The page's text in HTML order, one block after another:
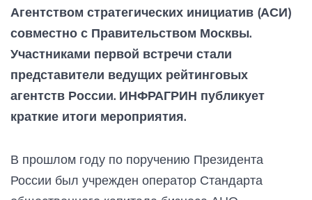
Агентством стратегических инициатив (АСИ)
совместно с Правительством Москвы.
Участниками первой встречи стали
представители ведущих рейтинговых
агентств России. ИНФРАГРИН публикует
краткие итоги мероприятия.
В прошлом году по поручению Президента
России был учрежден оператор Стандарта